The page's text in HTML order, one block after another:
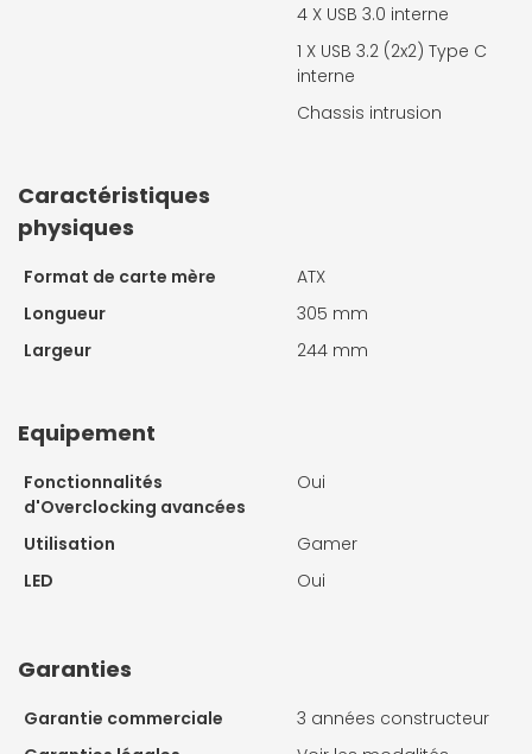
4 X USB 3.0 interne
1 X USB 3.2 (2x2) Type C
interne
Chassis intrusion
Caractéristiques
physiques
Format de carte mère
ATX
Longueur
305 mm
Largeur
244 mm
Equipement
Fonctionnalités
d'Overclocking avancées
Oui
Utilisation
Gamer
LED
Oui
Garanties
Garantie commerciale
3 années constructeur